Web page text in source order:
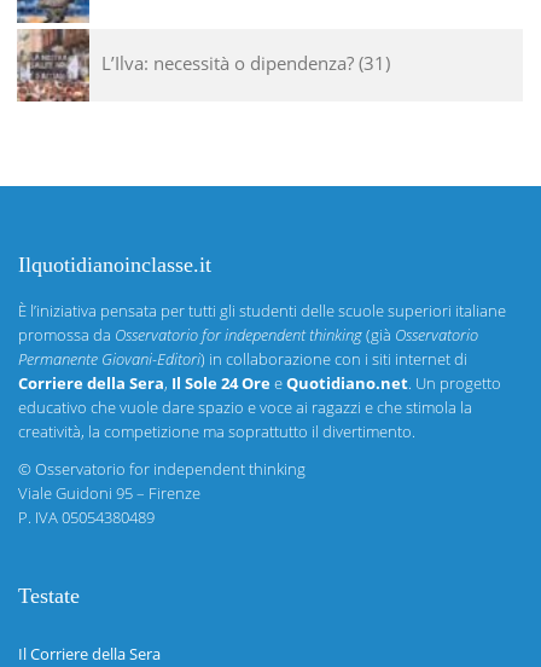
L’Ilva: necessità o dipendenza? 31
Ilquotidianoinclasse.it
È l’iniziativa pensata per tutti gli studenti delle scuole superiori italiane
promossa da Osservatorio for independent thinking(già Osservatorio
Permanente Giovani-Editori) in collaborazione con i siti internet di
Corriere della Sera, Il Sole 24 OreeQuotidiano.net. Un progetto
educativo che vuole dare spazio e voce ai ragazzi e che stimola la
creatività, la competizione ma soprattutto il divertimento.
©Osservatorio for independent thinking
Viale Guidoni 95 – Firenze
P. IVA 05054380489
Testate
Il Corriere della Sera